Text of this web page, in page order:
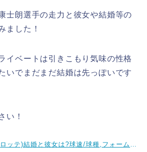
士朗選手の走力と彼女や結婚等の
ました！
イベートは引きこもり気味の性格
いでまだまだ結婚は先っぽいです
い！